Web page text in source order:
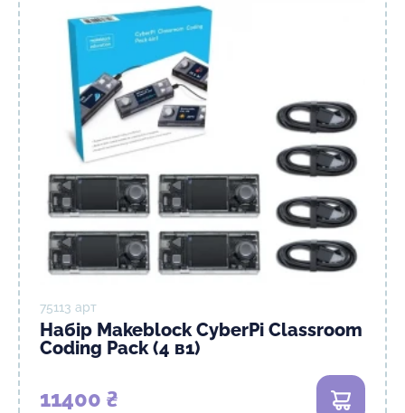
75113 арт
Набір Makeblock CyberPi Classroom
Coding Pack (4 в1)
11400 ₴